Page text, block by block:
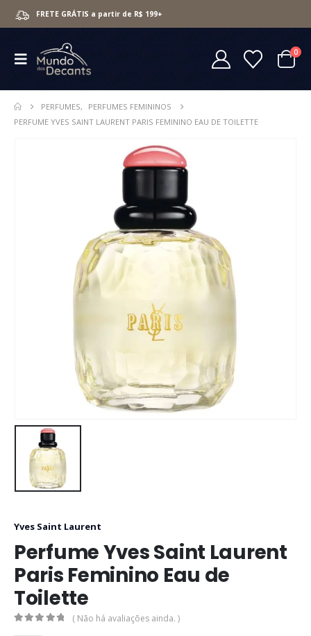
FRETE GRÁTIS a partir de R$ 199+
0
PERFUMES,
PERFUMES FEMININOS
PERFUME YVES SAINT LAURENT PARIS FEMININO EAU DE TOILETTE
Yves Saint Laurent
Perfume Yves Saint Laurent
Paris Feminino Eau de
Toilette
( Não há avaliações ainda. )